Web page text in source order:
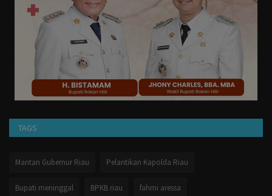
TAGS
Mantan Gubernur Riau Pelantikan Kapolda Riau
Bupati meninggal BPKB riau fahmi aressa